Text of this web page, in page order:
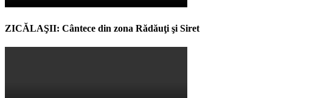
ZICĂLAŞII: Cântece din zona Rădăuţi şi Siret